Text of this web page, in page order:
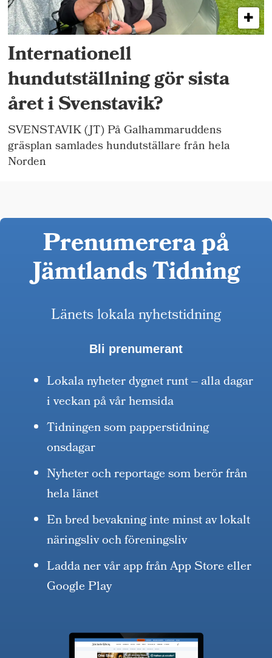
Internationell
hundutställning gör sista
året i Svenstavik?
SVENSTAVIK (JT) På Galhammaruddens
gräsplan samlades hundutställare från hela
Norden
Prenumerera på
Jämtlands Tidning
Länets lokala nyhetstidning
Bli prenumerant
Lokala nyheter dygnet runt – alla dagar
i veckan på vår hemsida
Tidningen som papperstidning
onsdagar
Nyheter och reportage som berör från
hela länet
En bred bevakning inte minst av lokalt
näringsliv och föreningsliv
Ladda ner vår app från App Store eller
Google Play